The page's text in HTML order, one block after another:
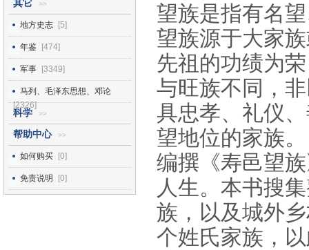
其它 >>
地方史志 [5]
年鉴 [474]
军事 [3349]
马列、毛泽东思想、邓论
[2326]
科学 >>
帮助中心 >>
如何购买 [0]
免责说明 [0]
望族是指有名
望族源于大家
先祖的功绩为
与旺族不同，
具忠孝、礼仪
望地位的家族
编撰《寿邑望
人生。本书搜
族，以及城外
个姓氏家族，